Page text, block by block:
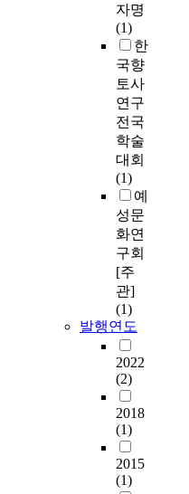
자명
(1)
한
국향
토사
연구
전국
학술
대회
(1)
예
성문
화연
구회
[주
관]
(1)
발행연도
2022
(2)
2018
(1)
2015
(1)